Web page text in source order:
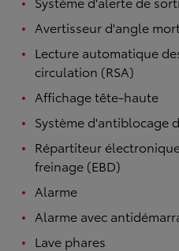
Avertisseur d'angle
Lecture automatique
circulation (RSA)
Affichage tête-haute
Système d'antiblocage
Répartiteur
freinage (EBD)
Alarme
Alarme avec
Lave phares